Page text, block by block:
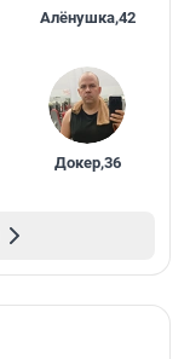
Алёнушка,42
Докер,36